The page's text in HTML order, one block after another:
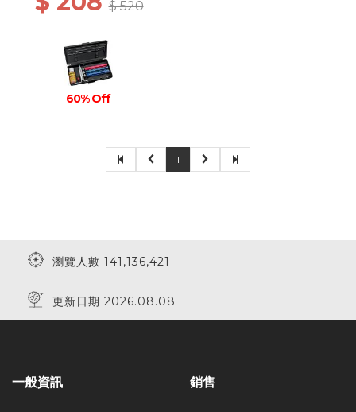
$ 520
60% Off
1
瀏覽人數 141,136,421
更新日期 2026.08.08
一般資訊 銷售